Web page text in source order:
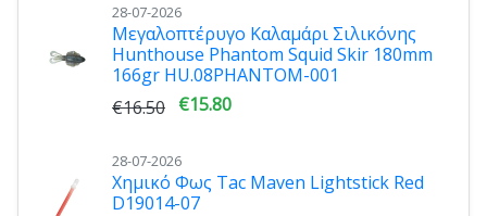
28-07-2026
Μεγαλοπτέρυγο Καλαμάρι Σιλικόνης
Hunthouse Phantom Squid Skir 180mm
166gr HU.08PHANTOM-001
€16.50 €15.80
28-07-2026
Χημικό Φως Tac Maven Lightstick Red
D19014-07